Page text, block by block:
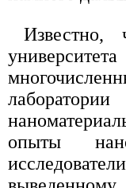
Известно,
опыты